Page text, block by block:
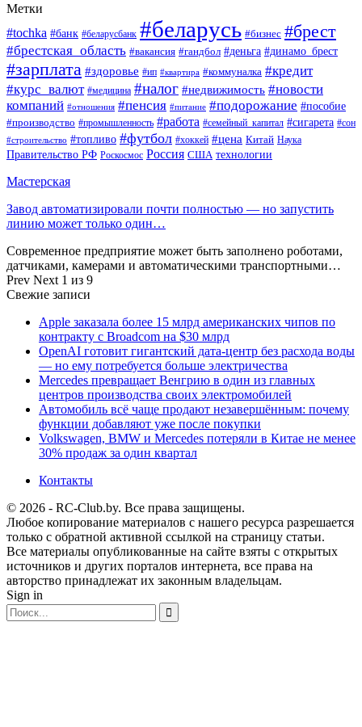
Метки
#tochka #банк #беларусбанк #беларусь #бизнес #брест
#брестская_область #вакансия #гандбол #деньга #динамо_брест
#зарплата #здоровье #ип #квартира #коммуналка #кредит
#курс_валют #медицина #налог #недвижимость #новости
компаний #отношения #пенсия #питание #подорожание #пособие
#производство #промышленность #работа #семейный_капитал #сигарета #сон
#строительство #топливо #футбол #хоккей #цена Китай Наука
Правительство РФ Роскосмос Россия США технологии
Мастерская
Завод автоматизировали почти полностью — но запустить
линию может только один…
Современное предприятие может быть заполнено роботами,
датчиками, камерами и автоматическими транспортными…
Prev Next 1 из 9
Свежие записи
Apple заказала более 15 млрд американских чипов по
контракту с Broadcom на $30 млрд
OpenAI готовит гигантский дата-центр без расхода воды
— но ему потребуется больше электричества
Mercedes превращает Венгрию в один из главных
центров производства своих электромобилей
Автомобиль всё чаще продают незавершённым: почему
функции добавляют уже после покупки
Volkswagen, BMW и Mercedes потеряли в Китае не менее
30% продаж за один квартал
Контакты
© 2026 - RC-Club.by. Все права защищены.
Любое копирование материалов с нашего ресурса разрешается
только с обратной активной ссылкой на страницу статьи.
Все материалы опубликованные на сайте взяты с открытых
источников и других порталов интернета, все права на
авторство принадлежат их законным владельцам.
Sign in